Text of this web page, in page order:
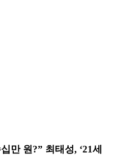
만 원?” 최태성, ‘21세